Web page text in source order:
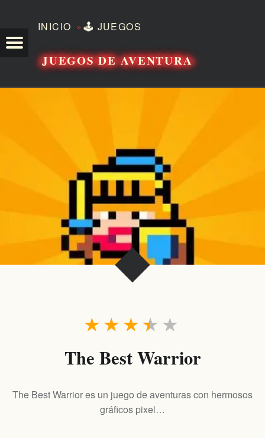
INICIO »🕹️ JUEGOS
JUEGOS DE AVENTURA
★
★
★
★
★
The Best Warrior
The Best Warrior es un juego de aventuras con hermosos
gráficos pixel…